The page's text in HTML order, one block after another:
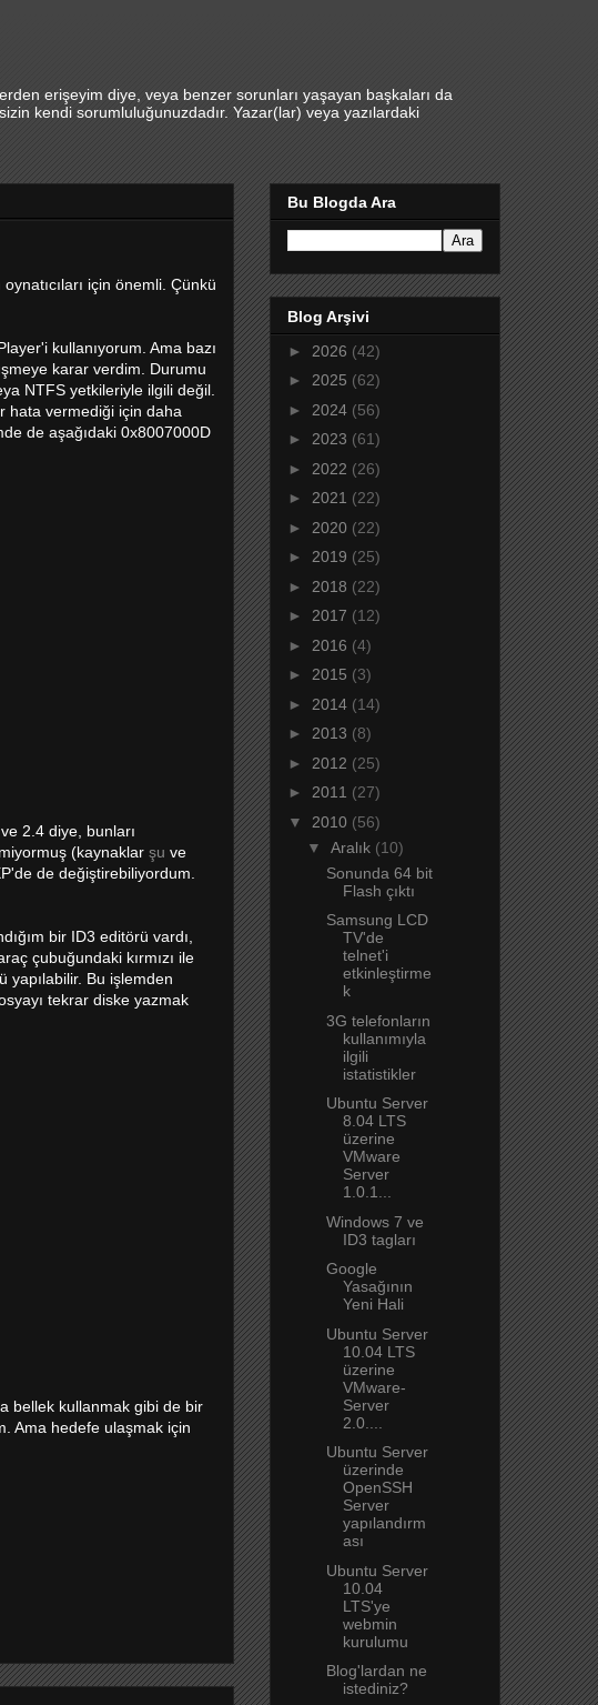
erişeyim diye, veya benzer sorunları yaşayan başkaları da
kendi sorumluluğunuzdadır. Yazar(lar) veya yazılardaki
için önemli. Çünkü
kullanıyorum. Ama bazı
karar verdim. Durumu
NTFS yetkileriyle ilgili değil.
hata vermediği için daha
de aşağıdaki 0x8007000D
2.4 diye, bunları
(kaynaklar şu ve
de değiştirebiliyordum.
bir ID3 editörü vardı,
çubuğundaki kırmızı ile
yapılabilir. Bu işlemden
tekrar diske yazmak
bellek kullanmak gibi de bir
Ama hedefe ulaşmak için
Bu Blogda Ara
Blog Arşivi
► 2026 (42)
► 2025 (62)
► 2024 (56)
► 2023 (61)
► 2022 (26)
► 2021 (22)
► 2020 (22)
► 2019 (25)
► 2018 (22)
► 2017 (12)
► 2016 (4)
► 2015 (3)
► 2014 (14)
► 2013 (8)
► 2012 (25)
► 2011 (27)
▼ 2010 (56)
▼ Aralık (10)
Sonunda 64 bit
Flash çıktı
Samsung LCD
TV'de
telnet'i
etkinleştirme
k
3G telefonların
kullanımıyla
ilgili
istatistikler
Ubuntu Server
8.04 LTS
üzerine
VMware
Server
1.0.1...
Windows 7 ve
ID3 tagları
Google
Yasağının
Yeni Hali
Ubuntu Server
10.04 LTS
üzerine
VMware-
Server
2.0....
Ubuntu Server
üzerinde
OpenSSH
Server
yapılandırm
ası
Ubuntu Server
10.04
LTS'ye
webmin
kurulumu
Blog'lardan ne
istediniz?